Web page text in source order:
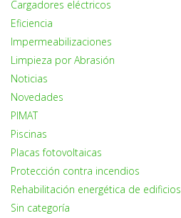
Cargadores eléctricos
Eficiencia
Impermeabilizaciones
Limpieza por Abrasión
Noticias
Novedades
PIMAT
Piscinas
Placas fotovoltaicas
Protección contra incendios
Rehabilitación energética de edificios
Sin categoría